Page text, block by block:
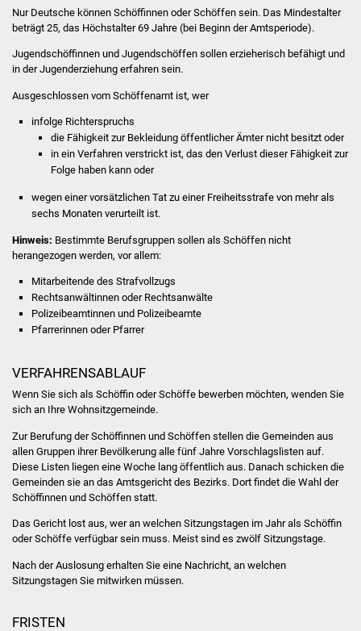
Lokale Agenda
Kinder- und
Stadtwerke
Suenergie
Gesundheit und Notfall
Pflege von Angehörigen
Index
ÖPNV
Bürgerbus (MOBS)
Abfall und Entsorgung
Nur Deutsche können Schöffinnen oder Schöffen sein. Das Mindestalter
beträgt 25, das Höchstalter 69 Jahre (bei Beginn der Amtsperiode).
Jugendschöffinnen und Jugendschöffen sollen erzieherisch befähigt und
in der Jugenderziehung erfahren sein.
Ausgeschlossen vom Schöffenamt ist, wer
infolge Richterspruchs
die Fähigkeit zur Bekleidung öffentlicher Ämter nicht besitzt oder
in ein Verfahren verstrickt ist, das den Verlust dieser Fähigkeit zur
Folge haben kann oder
wegen einer vorsätzlichen Tat zu einer Freiheitsstrafe von mehr als
sechs Monaten verurteilt ist.
Hinweis: Bestimmte Berufsgruppen sollen als Schöffen nicht
herangezogen werden, vor allem:
Mitarbeitende des Strafvollzugs
Rechtsanwältinnen oder Rechtsanwälte
Polizeibeamtinnen und Polizeibeamte
Pfarrerinnen oder Pfarrer
VERFAHRENSABLAUF
Wenn Sie sich als Schöffin oder Schöffe bewerben möchten, wenden Sie
sich an Ihre Wohnsitzgemeinde.
Zur Berufung der Schöffinnen und Schöffen stellen die Gemeinden aus
allen Gruppen ihrer Bevölkerung alle fünf Jahre Vorschlagslisten auf.
Diese Listen liegen eine Woche lang öffentlich aus. Danach schicken die
Gemeinden sie an das Amtsgericht des Bezirks. Dort findet die Wahl der
Schöffinnen und Schöffen statt.
Das Gericht lost aus, wer an welchen Sitzungstagen im Jahr als Schöffin
oder Schöffe verfügbar sein muss. Meist sind es zwölf Sitzungstage.
Nach der Auslosung erhalten Sie eine Nachricht, an welchen
Sitzungstagen Sie mitwirken müssen.
FRISTEN